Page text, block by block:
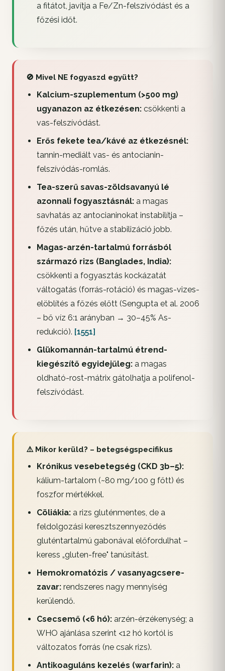
a fitátot, javítja a Fe/Zn-felszívódást és a
főzési időt.
🚫 Mivel NE fogyaszd együtt?
Kalcium-szuplementum (>500 mg)
ugyanazon az étkezésen:csökkenti a
vas-felszívódást.
Erős fekete tea/kávé az étkezésnél:
tannin-mediált vas- és antocianin-
felszívódás-romlás.
Tea-szerű savas-zöldsavanyú lé
azonnali fogyasztásnál:a magas
savhatás az antocianinokat instabilítja –
főzés után, hűtve a stabilizáció jobb.
Magas-arzén-tartalmú forrásból
származó rizs (Banglades, India):
csökkenti a fogyasztás kockázatát
váltogatás (forrás-rotáció) és magas-vizes-
elöblítés a főzés előtt (Sengupta et al. 2006
– bő víz 6:1 arányban → 30–45% As-
redukció). [1551]
Glükomannán-tartalmú étrend-
kiegészítő egyidejűleg:a magas
oldható-rost-mátrix gátolhatja a polifenol-
felszívódást.
⚠️ Mikor kerüld? – betegségspecifikus
Krónikus vesebetegség (CKD 3b–5):
kálium-tartalom (~80 mg/100 g főtt) és
foszfor mértékkel.
Cöliákia:a rizs gluténmentes, de a
feldolgozási keresztszennyeződés
gluténtartalmú gabonával előfordulhat –
keress „gluten-free" tanúsítást.
Hemokromatózis / vasanyagcsere-
zavar:rendszeres nagy mennyiség
kerülendő.
Csecsemő (<6 hó):arzén-érzékenység; a
WHO ajánlása szerint <12 hó kortól is
változatos forrás (ne csak rizs).
Antikoaguláns kezelés (warfarin):a